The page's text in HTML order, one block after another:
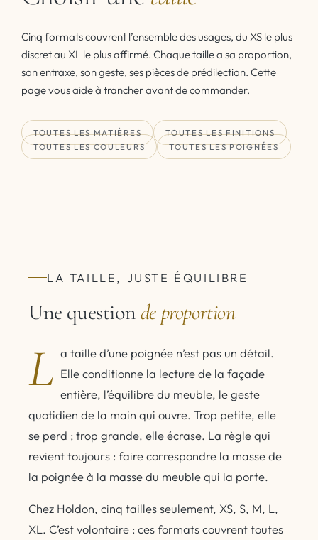
Cinq formats couvrent l’ensemble des usages, du XS le plus
discret au XL le plus affirmé. Chaque taille a sa proportion,
son entraxe, son geste, ses pièces de prédilection. Cette
page vous aide à trancher avant de commander.
TOUTES LES MATIÈRES
TOUTES LES FINITIONS
TOUTES LES COULEURS
TOUTES LES POIGNÉES
LA TAILLE, JUSTE ÉQUILIBRE
Une questionde proportion
L a taille d’une poignée n’est pas un détail.
Elle conditionne la lecture de la façade
entière, l’équilibre du meuble, le geste
quotidien de la main qui ouvre. Trop petite, elle
se perd ; trop grande, elle écrase. La règle qui
revient toujours : faire correspondre la masse de
la poignée à la masse du meuble qui la porte.
Chez Holdon, cinq tailles seulement, XS, S, M, L,
XL. C’est volontaire : ces formats couvrent toutes